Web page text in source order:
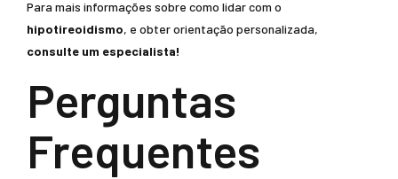
Para mais informações sobre como lidar com o
hipotireoidismo, e obter orientação personalizada,
consulte um especialista!
Perguntas
Frequentes